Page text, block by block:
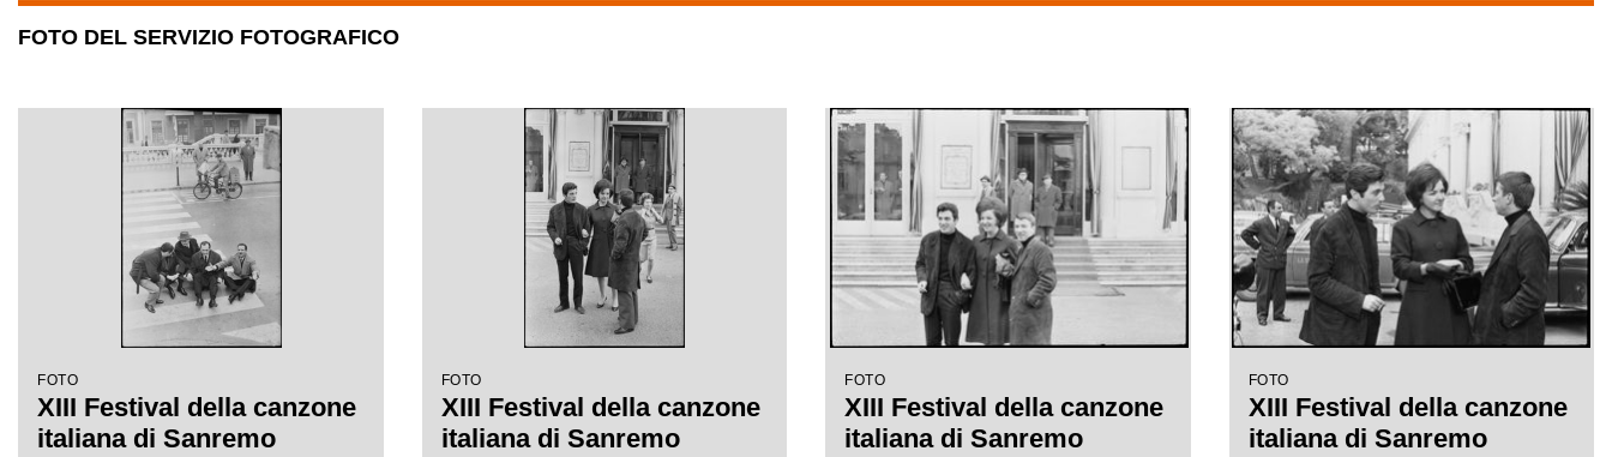
FOTO DEL SERVIZIO FOTOGRAFICO
FOTO
XIII Festival della canzone
italiana di Sanremo
FOTO
XIII Festival della canzone
italiana di Sanremo
FOTO
XIII Festival della canzone
italiana di Sanremo
FOTO
XIII Festival della canzone
italiana di Sanremo